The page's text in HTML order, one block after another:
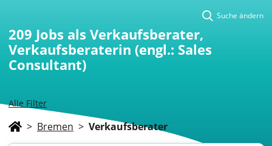
Alle Filter
Suche ändern
209 Jobs als Verkaufsberater,
Verkaufsberaterin (engl.: Sales
Consultant)
> Bremen > Verkaufsberater